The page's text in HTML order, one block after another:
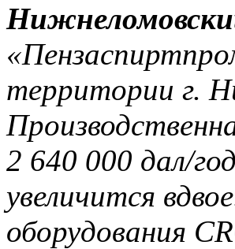
территории г.
2 640 000 дал/
увеличится
оборудования